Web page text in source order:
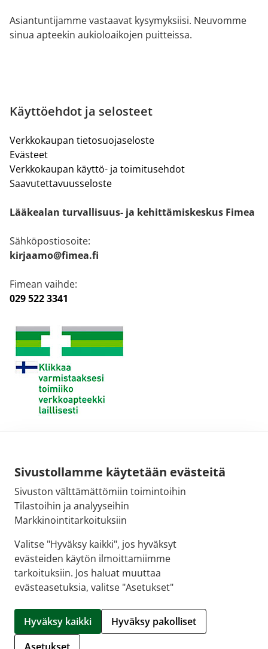
Sivustollamme käytetään evästeitä
Sivuston välttämättömiin toimintoihin
Tilastoihin ja analyyseihin
Markkinointitarkoituksiin
Valitse "Hyväksy kaikki", jos hyväksyt
evästeiden käytön ilmoittamiimme
tarkoituksiin. Jos haluat muuttaa
evästeasetuksia, valitse "Asetukset"
Hyväksy kaikki
Hyväksy pakolliset
Asiantuntijamme vastaavat kysymyksiisi. Neuvomme
sinua apteekin aukioloaikojen puitteissa.
Käyttöehdot ja selosteet
Verkkokaupan tietosuojaseloste
Evästeet
Verkkokaupan käyttö- ja toimitusehdot
Saavutettavuusseloste
Lääkealan turvallisuus- ja kehittämiskeskus Fimea
Sähköpostiosoite:
kirjaamo@fimea.fi
Fimean vaihde:
029 522 3341
Hallitse evästeitä